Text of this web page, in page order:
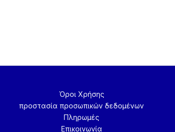
Όροι Χρήσης
προστασία προσωπικών δεδομένων
Πληρωμές
Επικοινωνία